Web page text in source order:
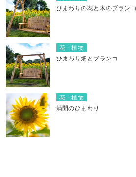
ひまわりの花と木のブランコ
花・植物
ひまわり畑とブランコ
花・植物
満開のひまわり